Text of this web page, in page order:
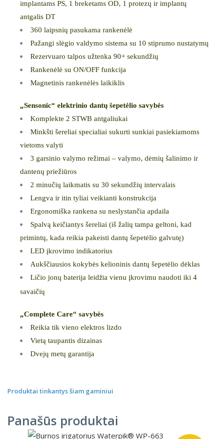
implantams PS, 1 breketams OD, 1 protezų ir implantų
antgalis DT
360 laipsnių pasukama rankenėlė
Pažangi slėgio valdymo sistema su 10 stiprumo nustatymų
Rezervuaro talpos užtenka 90+ sekundžių
Rankenėlė su ON/OFF funkcija
Magnetinis rankenėlės laikiklis
„Sensonic“ elektrinio dantų šepetėlio savybės
Komplekte 2 STWB antgaliukai
Minkšti šereliai specialiai sukurti sunkiai pasiekiamoms
vietoms valyti
3 garsinio valymo režimai – valymo, dėmių šalinimo ir
dantenų priežiūros
2 minučių laikmatis su 30 sekundžių intervalais
Lengva ir itin tyliai veikianti konstrukcija
Ergonomiška rankena su neslystančia apdaila
Spalvą keičiantys šereliai (iš žalių tampa geltoni, kad
primintų, kada reikia pakeisti dantų šepetėlio galvutę)
LED įkrovimo indikatorius
Aukščiausios kokybės kelioninis dantų šepetėlio dėklas
Ličio jonų baterija leidžia vienu įkrovimu naudoti iki 4
savaičių
„Complete Care“ savybės
Reikia tik vieno elektros lizdo
Vietą taupantis dizainas
Dvejų metų garantija
Produktai tinkantys šiam gaminiui
Panašūs produktai